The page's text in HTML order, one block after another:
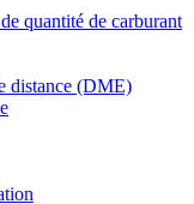
quantité de carburant
distance (DME)